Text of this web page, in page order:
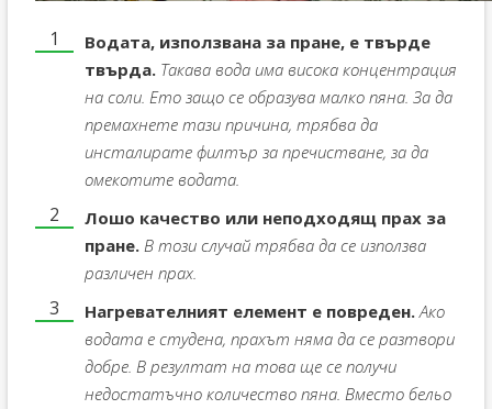
Водата, използвана за пране, е твърде
твърда. Такава вода има висока концентрация
на соли. Ето защо се образува малко пяна. За да
премахнете тази причина, трябва да
инсталирате филтър за пречистване, за да
омекотите водата.
Лошо качество или неподходящ прах за
пране. В този случай трябва да се използва
различен прах.
Нагревателният елемент е повреден. Ако
водата е студена, прахът няма да се разтвори
добре. В резултат на това ще се получи
недостатъчно количество пяна. Вместо бельо